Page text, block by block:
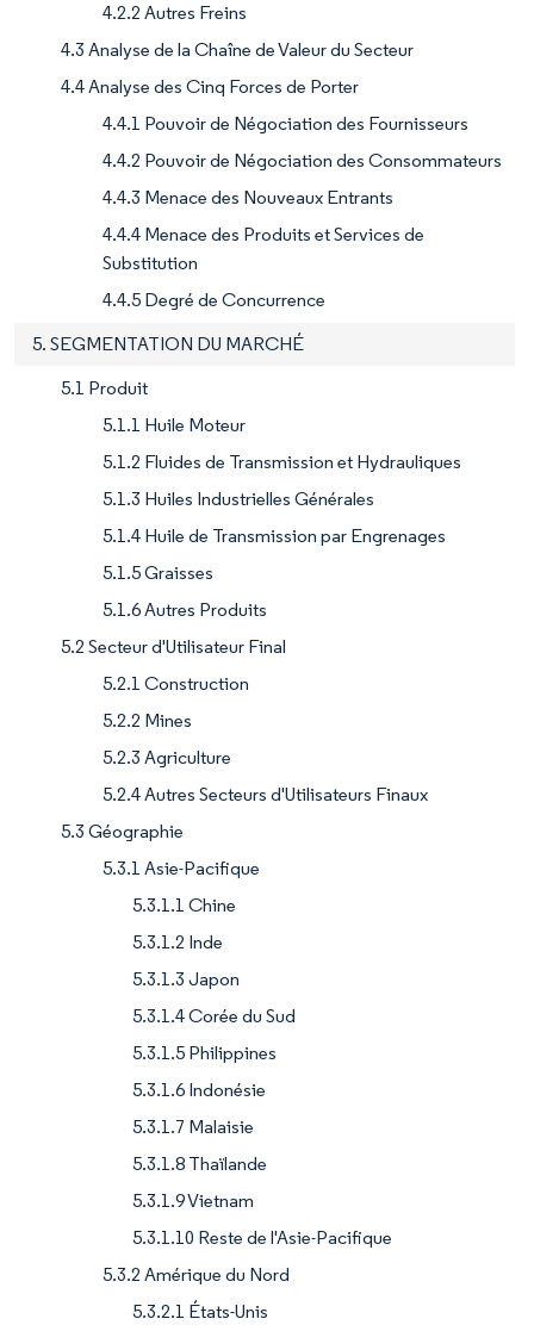
4.2.2 Autres Freins
4.3 Analyse de la Chaîne de Valeur du Secteur
4.4 Analyse des Cinq Forces de Porter
4.4.1 Pouvoir de Négociation des Fournisseurs
4.4.2 Pouvoir de Négociation des Consommateurs
4.4.3 Menace des Nouveaux Entrants
4.4.4 Menace des Produits et Services de
Substitution
4.4.5 Degré de Concurrence
5. SEGMENTATION DU MARCHÉ
5.1 Produit
5.1.1 Huile Moteur
5.1.2 Fluides de Transmission et Hydrauliques
5.1.3 Huiles Industrielles Générales
5.1.4 Huile de Transmission par Engrenages
5.1.5 Graisses
5.1.6 Autres Produits
5.2 Secteur d'Utilisateur Final
5.2.1 Construction
5.2.2 Mines
5.2.3 Agriculture
5.2.4 Autres Secteurs d'Utilisateurs Finaux
5.3 Géographie
5.3.1 Asie-Pacifique
5.3.1.1 Chine
5.3.1.2 Inde
5.3.1.3 Japon
5.3.1.4 Corée du Sud
5.3.1.5 Philippines
5.3.1.6 Indonésie
5.3.1.7 Malaisie
5.3.1.8 Thaïlande
5.3.1.9 Vietnam
5.3.1.10 Reste de l'Asie-Pacifique
5.3.2 Amérique du Nord
5.3.2.1 États-Unis